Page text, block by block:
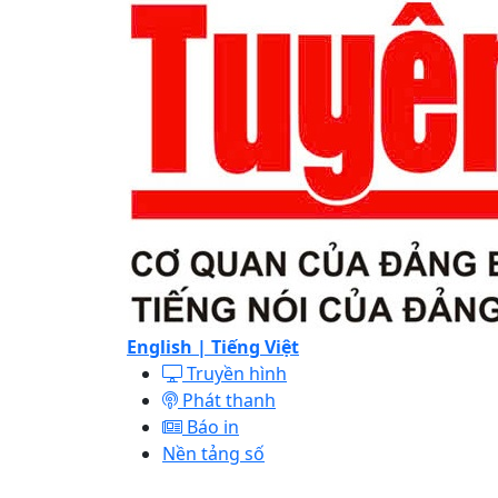
English | Tiếng Việt
Truyền hình
Phát thanh
Báo in
Nền tảng số